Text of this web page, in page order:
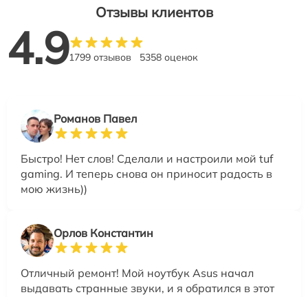
Отзывы клиентов
4.91799 отзывов 5358 оценок
Романов Павел
Быстро! Нет слов! Сделали и настроили мой tuf
gaming. И теперь снова он приносит радость в
мою жизнь))
Орлов Константин
Отличный ремонт! Мой ноутбук Asus начал
выдавать странные звуки, и я обратился в этот